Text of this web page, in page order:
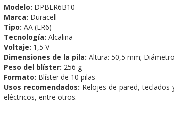
Modelo: DPBLR6B10
Marca: Duracell
Tipo: AA (LR6)
Tecnología: Alcalina
Voltaje: 1,5 V
Dimensiones de la pila: Altura: 50,5 mm;
Peso del blíster: 256 g
Formato: Blíster de 10 pilas
Usos recomendados: Relojes de pared, teclados
eléctricos, entre otros.